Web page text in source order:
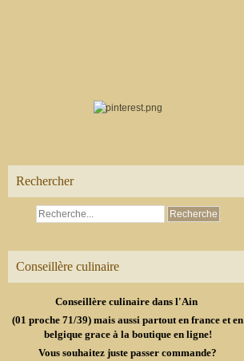
Rechercher
Conseillère culinaire
Conseillère culinaire dans l'Ain
(01 proche 71/39) mais aussi partout en france et en
belgique grace à la boutique en ligne!
Vous souhaitez juste passer commande?